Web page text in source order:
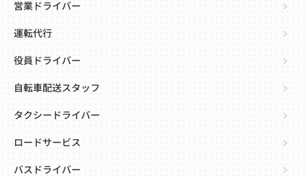
営業ドライバー
運転代行
役員ドライバー
自転車配送スタッフ
タクシードライバー
ロードサービス
バスドライバー